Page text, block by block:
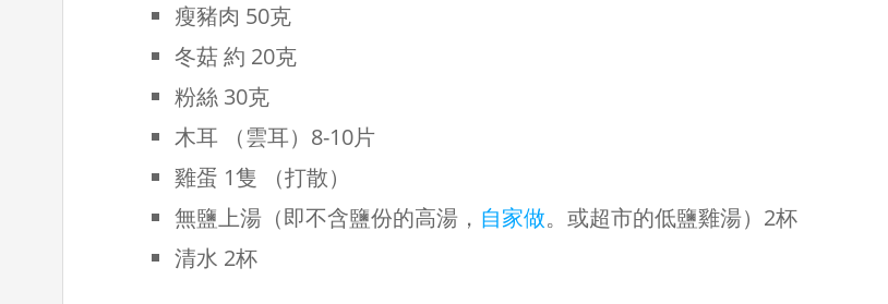
瘦豬肉 50克
冬菇 約 20克
粉絲 30克
木耳 （雲耳）8-10片
雞蛋 1隻 （打散）
無鹽上湯（即不含鹽份的高湯， 自家做。或超市的低鹽雞湯）2杯
清水 2杯